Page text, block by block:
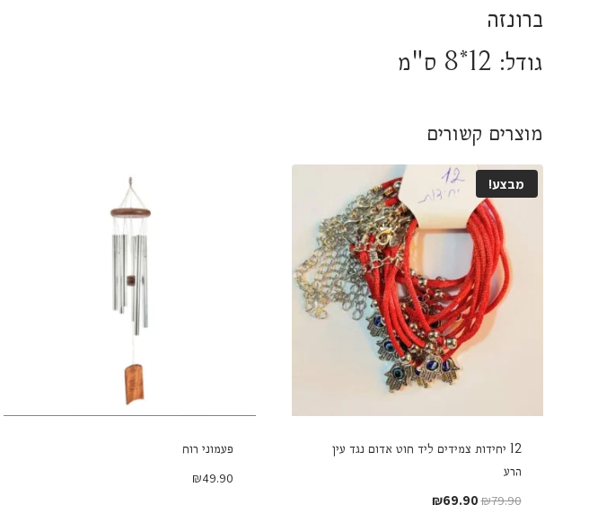
ברונזה
גודל: 12*8 ס"מ
מוצרים קשורים
מבצע!
12 יחידות צמידים ליד חוט אדום נגד עין
הרע
₪79.90 המחיר ₪69.90 המחיר
פעמוני רוח
₪49.90